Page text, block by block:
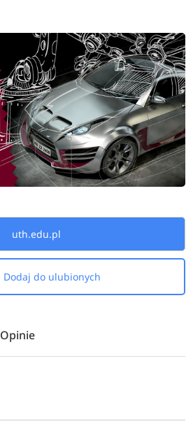
uth.edu.pl
Dodaj do ulubionych
Opinie